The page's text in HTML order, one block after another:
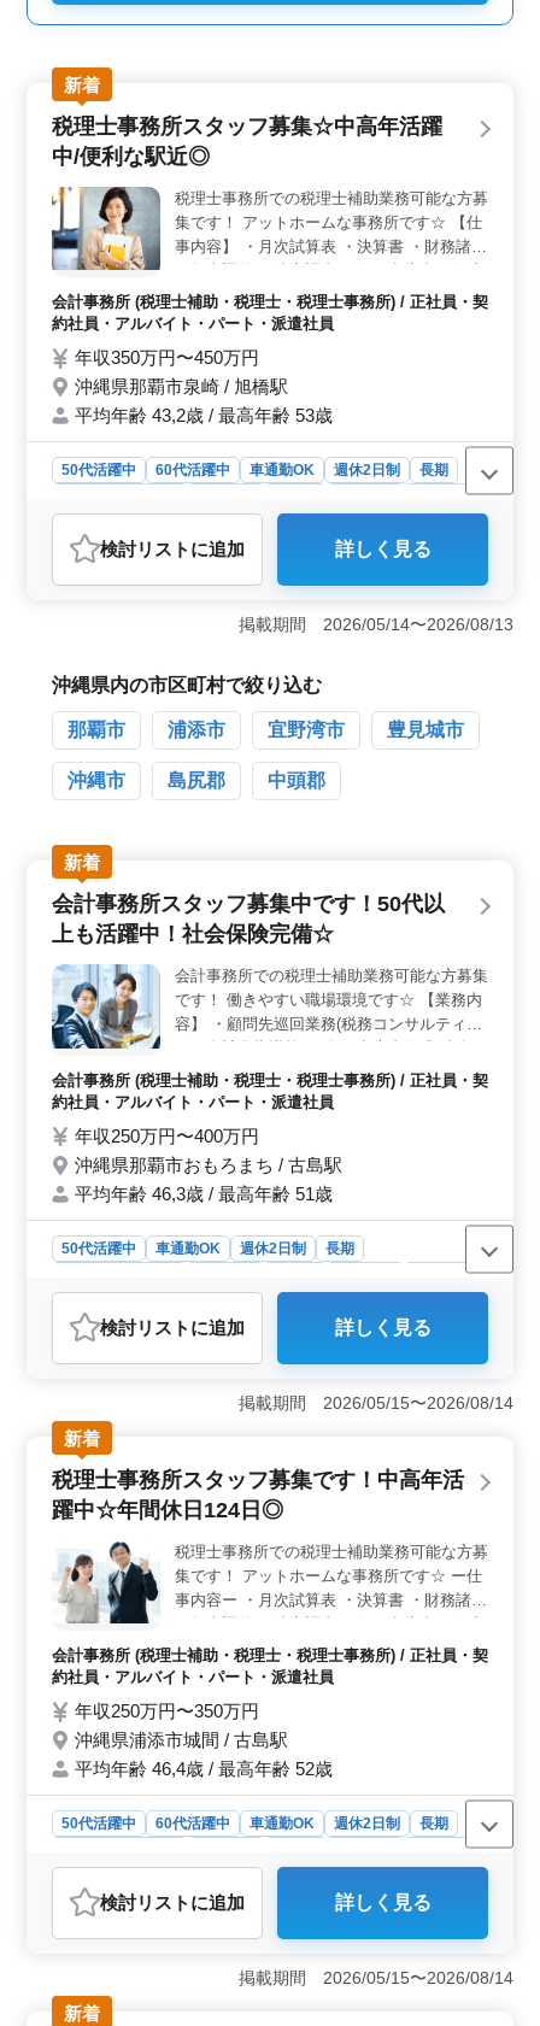
新着
税理士事務所スタッフ募集☆中高年活躍
中/便利な駅近◎
税理士事務所での税理士補助業務可能な方募
集です！ アットホームな事務所です☆ 【仕
事内容】 ・月次試算表 ・決算書 ・財務諸表
＊正社員及びアルバイト・パートの募集！
＊ベテランシニア層も活躍してます！
会計事務所 (税理士補助・税理士・税理士事務所) / 正社員・契
約社員・アルバイト・パート・派遣社員
年収350万円〜450万円
沖縄県那覇市泉崎 / 旭橋駅
平均年齢 43,2歳 / 最高年齢 53歳
50代活躍中 60代活躍中 車通勤OK 週休2日制
長期
派遣社員
会計事務所
おすすめポイント
＜働く環境＞ 当事務所はアットホームな雰囲気が特徴
で、中高年の方が活躍しています。職場は便利な駅近
で、通勤も快適です。同僚とのコミュニケーションも活
もバランスよく、多様な価値観が尊重されていま
す。 ＜業務内容＞ 税理士補助業務を通じて、月次
試算表や決算書、財務諸表などの作成を担当します。経
験豊富な方はもちろん、新たなチャレンジを求める方に
も最適な環境です。ベテランシニア層も積極的に活躍し
ており、お互いの経験や知識を活かしながら成長できま
す。さらに、残業が少なめで、プライベートの充実も図
れます。給与水準も魅力的で、働きがいを感じられる職
場環境となっています。
検討リスト に追加 詳しく見る
掲載期間 2026/05/14〜2026/08/13
沖縄県内の市区町村で絞り込む
那覇市 浦添市 宜野湾市 豊見城市
沖縄市 島尻郡 中頭郡
新着
会計事務所スタッフ募集中です！50代以
上も活躍中！社会保険完備☆
会計事務所での税理士補助業務可能な方募集
です！ 働きやすい職場環境です☆ 【業務内
容】 ・顧問先巡回業務(税務コンサルティン
税・消費税・所得税) ・給与計算 ・社会保
険、労働保険関係業務 ・確定申告時期の対
調書の作成 ＊正社員及びアルバイト・パー
トの募集！ ＊ベテランシニア層も活躍して
ます！
会計事務所 (税理士補助・税理士・税理士事務所) / 正社員・契
約社員・アルバイト・パート・派遣社員
年収250万円〜400万円
沖縄県那覇市おもろまち / 古島駅
平均年齢 46,3歳 / 最高年齢 51歳
50代活躍中 車通勤OK 週休2日制
長期
派遣社員
会計事務所
おすすめポイント
＜働きやすい環境＞ 給与手当が充実しており、福利厚
生も整っています。残業が少なく、週休2日制でプライベ
ートとの両立が可能です。また、車通勤もOKで、交通の
心配もありません。沖縄県那覇市おもろまちに位置し、
地域に根ざした働き方ができます。 ＜経験活かせる
＞ 会計事務所経験5年以上のベテランも歓迎。税務コン
サルティングや各種申告書の作成、給与計算など、幅広
活かし、ステップアップできる環境です。 ＜シニア
層活躍＞ 50代以上も活躍中で、年齢に関係なくスキル
を評価。経験豊富なシニア世代がチームを支え、新たな
チャレンジにも積極的に取り組んでいます。穏やかな職
場環境で、安心して長く働ける環境が整っています。
検討リスト に追加 詳しく見る
掲載期間 2026/05/15〜2026/08/14
新着
税理士事務所スタッフ募集です！中高年活
躍中☆年間休日124日◎
税理士事務所での税理士補助業務可能な方募
集です！ アットホームな事務所です☆ ー仕
事内容ー ・月次試算表 ・決算書 ・財務諸表
・年末調整 ・法定調書 ・各種申告書の作成
＊正社員及びアルバイト・パートの募集！
＊ベテランシニア層も活躍してます！
会計事務所 (税理士補助・税理士・税理士事務所) / 正社員・契
約社員・アルバイト・パート・派遣社員
年収250万円〜350万円
沖縄県浦添市城間 / 古島駅
平均年齢 46,4歳 / 最高年齢 52歳
50代活躍中 60代活躍中 車通勤OK 週休2日制
長期
派遣社員
会計事務所
おすすめポイント
＜仕事内容＞ 税理士事務所において、税理士補助業務
を担当します。具体的には、月次試算表や決算書、財務
諸表の作成、年末調整や法定調書、各種申告書の作成な
どを行います。アットホームな環境で、スタッフ一同が
検討リスト に追加 詳しく見る
掲載期間 2026/05/15〜2026/08/14
新着